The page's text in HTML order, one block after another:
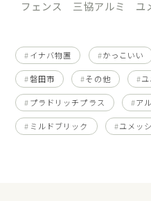
フェンス 三協アルミ ユ
イナバ物置 かっこいい
磐田市 その他
プラドリッチプラス ア
ミルドブリック ユメッ